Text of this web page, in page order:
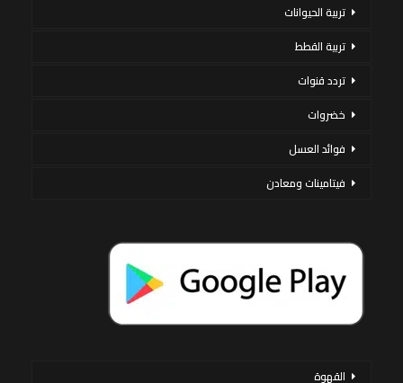
تربية الحيوانات
تربية القطط
تردد قنوات
خضروات
فوائد العسل
فيتامينات ومعادن
القهوة